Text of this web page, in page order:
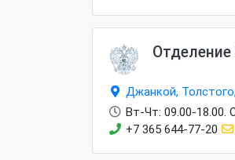
Джанкой,
Вт-Чт: 09.00-18.00.
+7 365 644-77-20